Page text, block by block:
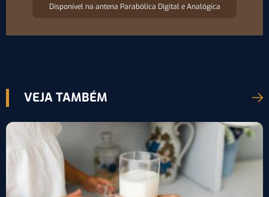
Disponível na antena Parabólica Digital e Analógica
VEJA TAMBÉM